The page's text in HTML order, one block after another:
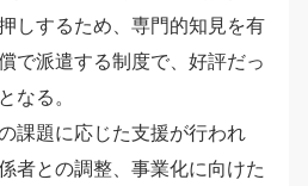
しするため、専門的知見を有
で派遣する制度で、好評だっ
なる。
課題に応じた支援が行われ
者との調整、事業化に向けた